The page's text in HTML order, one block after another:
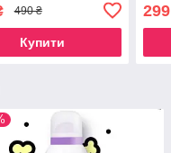
490 ₴
Купити
299